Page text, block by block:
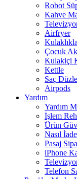
Robot
Kahve
Airfryer
Çocuk
Kulakiçi
Kettle
Saç
Airpods
Yardım
Yardım
İşlem
Ürün
Nasıl
Pasaj
iPhone
Telefon